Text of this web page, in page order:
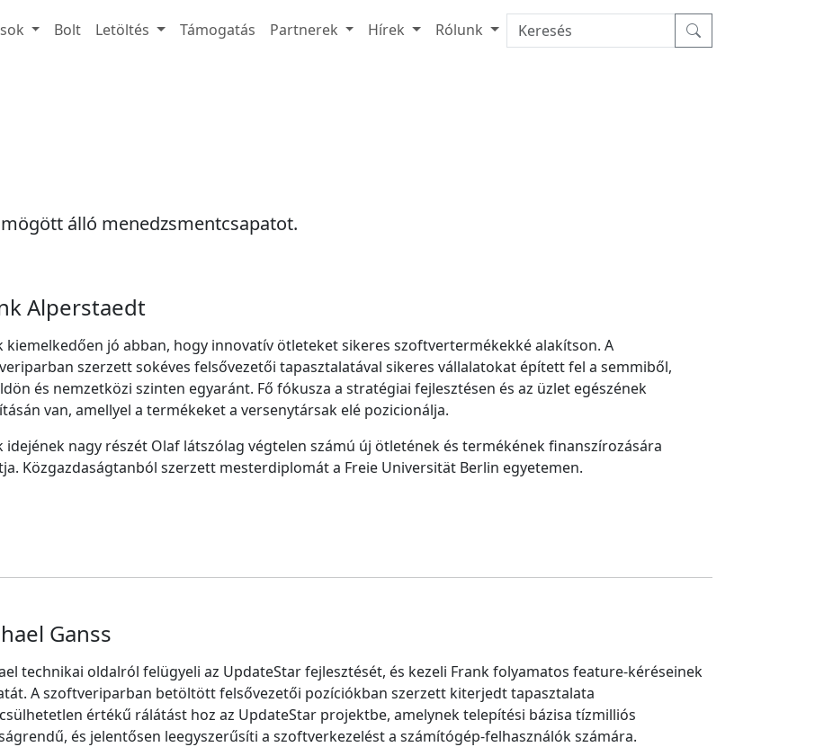
Bolt Letöltés Támogatás Partnerek Hírek Rólunk
álló menedzsmentcsapatot.
Alperstaedt
kiemelkedően jó abban, hogy innovatív ötleteket sikeres szoftvertermékekké alakítson. A
szerzett sokéves felsővezetői tapasztalatával sikeres vállalatokat épített fel a semmiből,
és nemzetközi szinten egyaránt. Fő fókusza a stratégiai fejlesztésen és az üzlet egészének
van, amellyel a termékeket a versenytársak elé pozicionálja.
idejének nagy részét Olaf látszólag végtelen számú új ötletének és termékének finanszírozására
Közgazdaságtanból szerzett mesterdiplomát a Freie Universität Berlin egyetemen.
Ganss
technikai oldalról felügyeli az UpdateStar fejlesztését, és kezeli Frank folyamatos feature-kéréseinek
A szoftveriparban betöltött felsővezetői pozíciókban szerzett kiterjedt tapasztalata
értékű rálátást hoz az UpdateStar projektbe, amelynek telepítési bázisa tízmilliós
és jelentősen leegyszerűsíti a szoftverkezelést a számítógép-felhasználók számára.